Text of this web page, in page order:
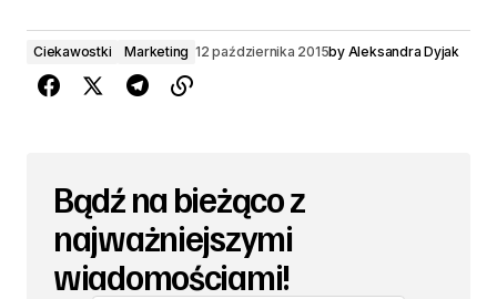
Ciekawostki Marketing 12 października 2015by Aleksandra Dyjak
Bądź na bieżąco z
najważniejszymi
wiadomościami!